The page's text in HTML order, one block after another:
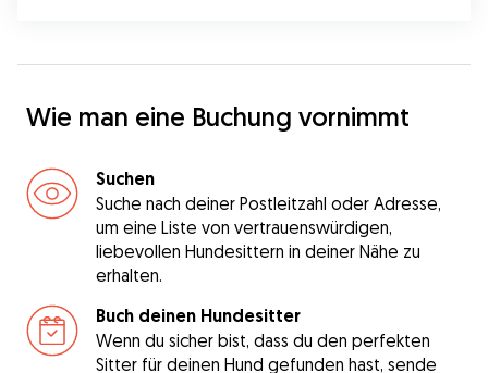
Wie man eine Buchung vornimmt
Suchen
Suche nach deiner Postleitzahl oder Adresse,
um eine Liste von vertrauenswürdigen,
liebevollen Hundesittern in deiner Nähe zu
erhalten.
Buch deinen Hundesitter
Wenn du sicher bist, dass du den perfekten
Sitter für deinen Hund gefunden hast, sende